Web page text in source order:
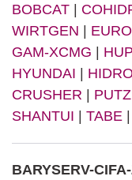
BOBCAT |
WIRTGEN |
GAM-XCMG |
HYUNDAI |
CRUSHER |
SHANTUI | TABE |
BARYSERV-